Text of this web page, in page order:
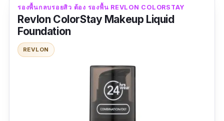
คนตั้งครรภ์สามารถใช้ได้ ไม่มีแอลกอฮอล์ ไม่มี
น้ำหอม ไม่มีพาราเบน ไม่มีน้ำมัน ไม่มีสาร
อันตรายต่อผิว ไม่มีอุดตันแน่นอนค่ะ
"ใช้ตัวนี้มา 1 ขวดแล้วค่ะ ติดใจ รู้สึกว่าสีเข้ากับ
หน้า เนื้อดี ทาแล้วหน้าเนียนไม่อุดตันผิว ซื้อตอน
แฟลชเซลล์ บวกโค้ดส่วนลด คุ้มมาก จัดโปรบ่อยๆ
รองพื้นกลบรอยสิว ต้อง รองพื้น REVLON COLORSTAY
Revlon ColorStay Makeup Liquid
Foundation
REVLON